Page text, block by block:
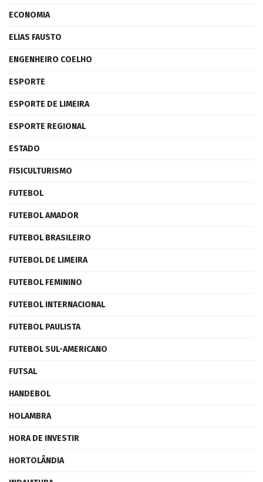
ECONOMIA
ELIAS FAUSTO
ENGENHEIRO COELHO
ESPORTE
ESPORTE DE LIMEIRA
ESPORTE REGIONAL
ESTADO
FISICULTURISMO
FUTEBOL
FUTEBOL AMADOR
FUTEBOL BRASILEIRO
FUTEBOL DE LIMEIRA
FUTEBOL FEMININO
FUTEBOL INTERNACIONAL
FUTEBOL PAULISTA
FUTEBOL SUL-AMERICANO
FUTSAL
HANDEBOL
HOLAMBRA
HORA DE INVESTIR
HORTOLÂNDIA